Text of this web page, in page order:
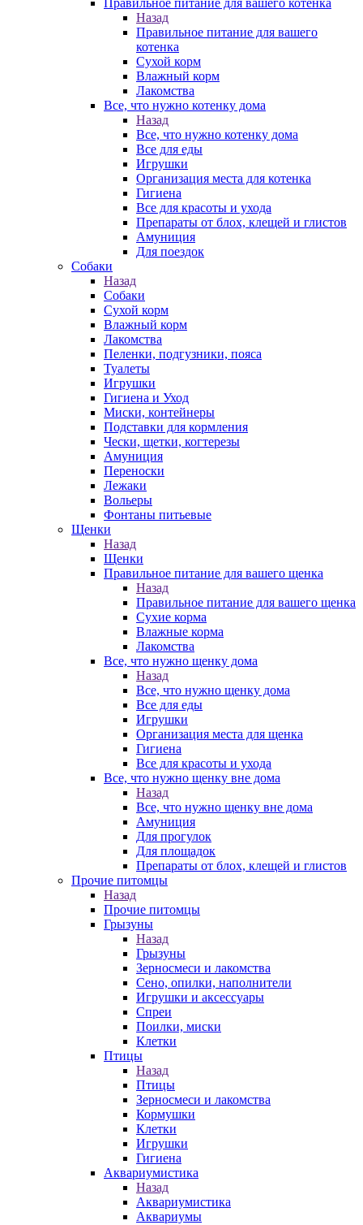
Правильное питание для вашего котенка
Назад
Правильное питание для вашего
котенка
Сухой корм
Влажный корм
Лакомства
Все, что нужно котенку дома
Назад
Все, что нужно котенку дома
Все для еды
Игрушки
Организация места для котенка
Гигиена
Все для красоты и ухода
Препараты от блох, клещей и глистов
Амуниция
Для поездок
Собаки
Назад
Собаки
Сухой корм
Влажный корм
Лакомства
Пеленки, подгузники, пояса
Туалеты
Игрушки
Гигиена и Уход
Миски, контейнеры
Подставки для кормления
Чески, щетки, когтерезы
Амуниция
Переноски
Лежаки
Вольеры
Фонтаны питьевые
Щенки
Назад
Щенки
Правильное питание для вашего щенка
Назад
Правильное питание для вашего щенка
Сухие корма
Влажные корма
Лакомства
Все, что нужно щенку дома
Назад
Все, что нужно щенку дома
Все для еды
Игрушки
Организация места для щенка
Гигиена
Все для красоты и ухода
Все, что нужно щенку вне дома
Назад
Все, что нужно щенку вне дома
Амуниция
Для прогулок
Для площадок
Препараты от блох, клещей и глистов
Прочие питомцы
Назад
Прочие питомцы
Грызуны
Назад
Грызуны
Зерносмеси и лакомства
Сено, опилки, наполнители
Игрушки и аксессуары
Спреи
Поилки, миски
Клетки
Птицы
Назад
Птицы
Зерносмеси и лакомства
Кормушки
Клетки
Игрушки
Гигиена
Аквариумистика
Назад
Аквариумистика
Аквариумы